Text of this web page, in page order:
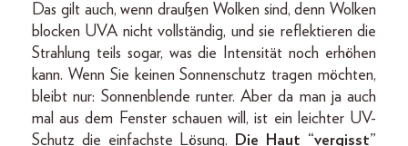
Das gilt auch, wenn draußen Wolken sind, denn Wolken
blocken UVA nicht vollständig, und sie reflektieren die
Strahlung teils sogar, was die Intensität noch erhöhen
kann. Wenn Sie keinen Sonnenschutz tragen möchten,
bleibt nur: Sonnenblende runter. Aber da man ja auch
mal aus dem Fenster schauen will, ist ein leichter UV-
Schutz die einfachste Lösung. Die Haut “vergisst”